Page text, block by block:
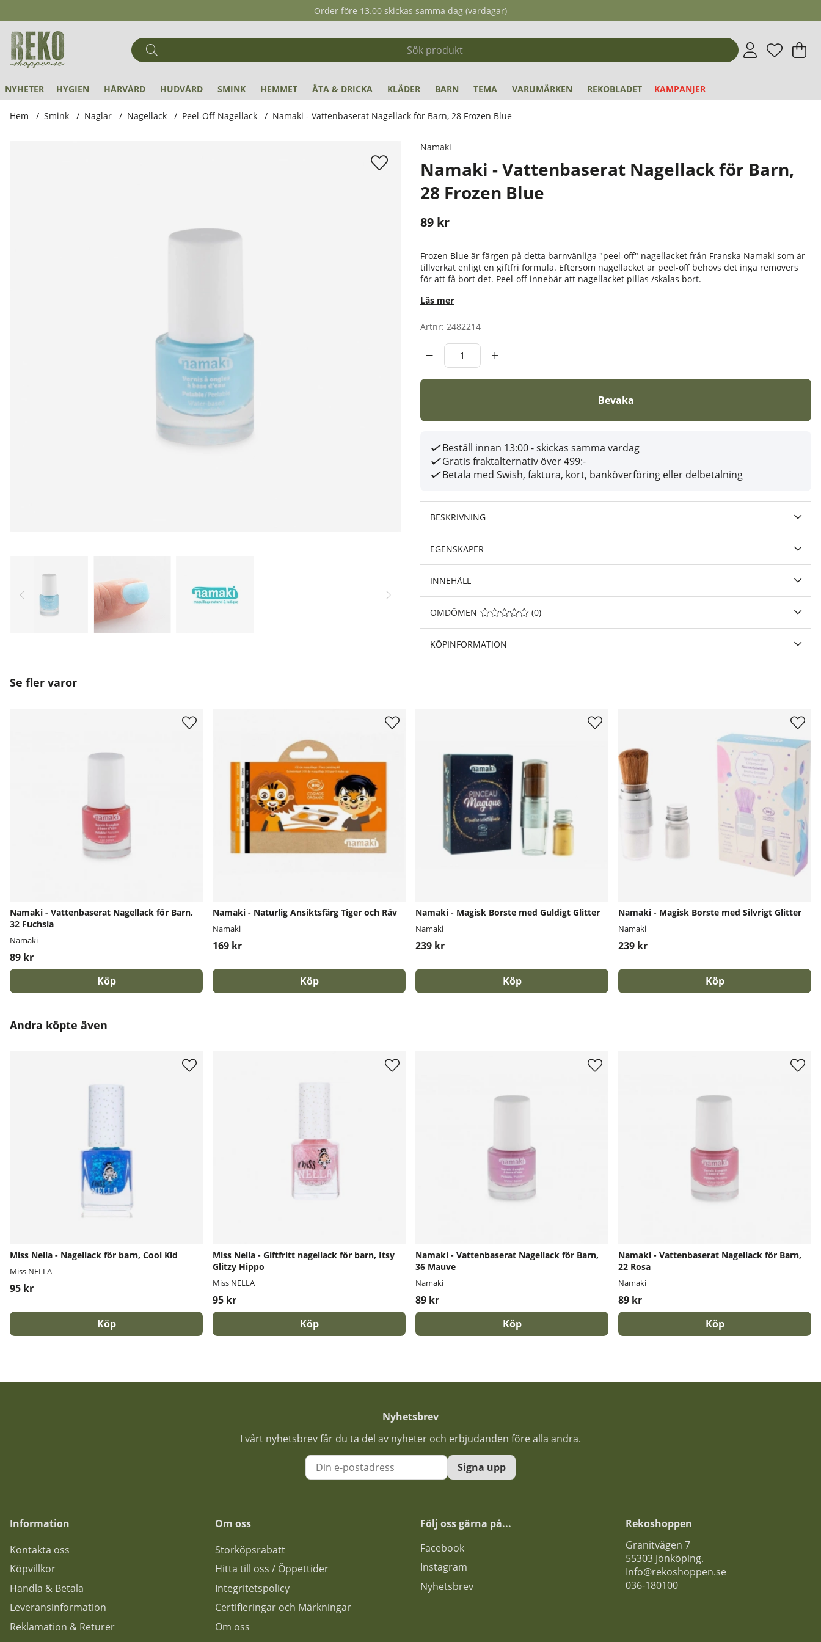
Order före 13.00 skickas samma dag (vardagar)
Antal i
. .
NYHETER HYGIEN HÅRVÅRD HUDVÅRD SMINK HEMMET ÄTA & DRICKA KLÄDER BARN TEMA VARUMÄRKEN REKOBLADET KAMPANJER
Hem Smink Naglar Nagellack Peel-Off Nagellack Namaki - Vattenbaserat Nagellack för Barn, 28 Frozen Blue
Namaki
Namaki - Vattenbaserat Nagellack för Barn,
28 Frozen Blue
89 kr
Frozen Blue är färgen på detta barnvänliga "peel-off" nagellacket från Franska Namaki som är
tillverkat enligt en giftfri formula. Eftersom nagellacket är peel-off behövs det inga removers
för att få bort det. Peel-off innebär att nagellacket pillas /skalas bort.
Läs mer
Artnr: 2482214
Bevaka
Beställ innan 13:00 - skickas samma vardag
Gratis fraktalternativ över 499:-
Betala med Swish, faktura, kort, banköverföring eller delbetalning
BESKRIVNING
EGENSKAPER
INNEHÅLL
OMDÖMEN MEDELBETYG 0 AV 5 ANTAL BETYG 0
(0)
KÖPINFORMATION
Se fler varor
Namaki - Vattenbaserat Nagellack för Barn,
32 Fuchsia
Namaki
89 kr
Köp
Namaki - Naturlig Ansiktsfärg Tiger och Räv
Namaki
169 kr
Köp
Namaki - Magisk Borste med Guldigt Glitter
Namaki
239 kr
Köp
Namaki - Magisk Borste med Silvrigt Glitter
Namaki
239 kr
Köp
Andra köpte även
Miss Nella - Nagellack för barn, Cool Kid
Miss NELLA
95 kr
Köp
Miss Nella - Giftfritt nagellack för barn, Itsy
Glitzy Hippo
Miss NELLA
95 kr
Köp
Namaki - Vattenbaserat Nagellack för Barn,
36 Mauve
Namaki
89 kr
Köp
Namaki - Vattenbaserat Nagellack för Barn,
22 Rosa
Namaki
89 kr
Köp
Nyhetsbrev
I vårt nyhetsbrev får du ta del av nyheter och erbjudanden före alla andra.
Signa upp
Information
Kontakta oss
Köpvillkor
Handla & Betala
Leveransinformation
Reklamation & Returer
Om oss
Storköpsrabatt
Hitta till oss / Öppettider
Integritetspolicy
Certifieringar och Märkningar
Om oss
Följ oss gärna på...
Facebook
Instagram
Nyhetsbrev
Rekoshoppen
Granitvägen 7
55303 Jönköping.
Info@rekoshoppen.se
036-180100